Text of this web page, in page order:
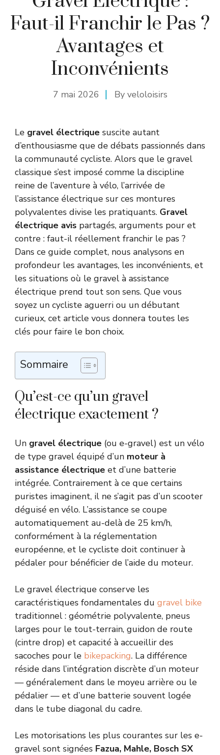
Faut-il Franchir le Pas ?
Avantages et
Inconvénients
7 mai 2026 By veloloisirs
Le gravel électrique suscite autant
d’enthousiasme que de débats passionnés dans
la communauté cycliste. Alors que le gravel
classique s’est imposé comme la discipline
reine de l’aventure à vélo, l’arrivée de
l’assistance électrique sur ces montures
polyvalentes divise les pratiquants. Gravel
électrique avis partagés, arguments pour et
contre : faut-il réellement franchir le pas ?
Dans ce guide complet, nous analysons en
profondeur les avantages, les inconvénients, et
les situations où le gravel à assistance
électrique prend tout son sens. Que vous
soyez un cycliste aguerri ou un débutant
curieux, cet article vous donnera toutes les
clés pour faire le bon choix.
Sommaire
Qu’est-ce qu’un gravel
électrique exactement ?
Un gravel électrique (ou e-gravel) est un vélo
de type gravel équipé d’un moteur à
assistance électrique et d’une batterie
intégrée. Contrairement à ce que certains
puristes imaginent, il ne s’agit pas d’un scooter
déguisé en vélo. L’assistance se coupe
automatiquement au-delà de 25 km/h,
conformément à la réglementation
européenne, et le cycliste doit continuer à
pédaler pour bénéficier de l’aide du moteur.
Le gravel électrique conserve les
caractéristiques fondamentales du gravel bike
traditionnel : géométrie polyvalente, pneus
larges pour le tout-terrain, guidon de route
(cintre drop) et capacité à accueillir des
sacoches pour le bikepacking. La différence
réside dans l’intégration discrète d’un moteur
— généralement dans le moyeu arrière ou le
pédalier — et d’une batterie souvent logée
dans le tube diagonal du cadre.
Les motorisations les plus courantes sur les e-
gravel sont signées Fazua, Mahle, Bosch SX